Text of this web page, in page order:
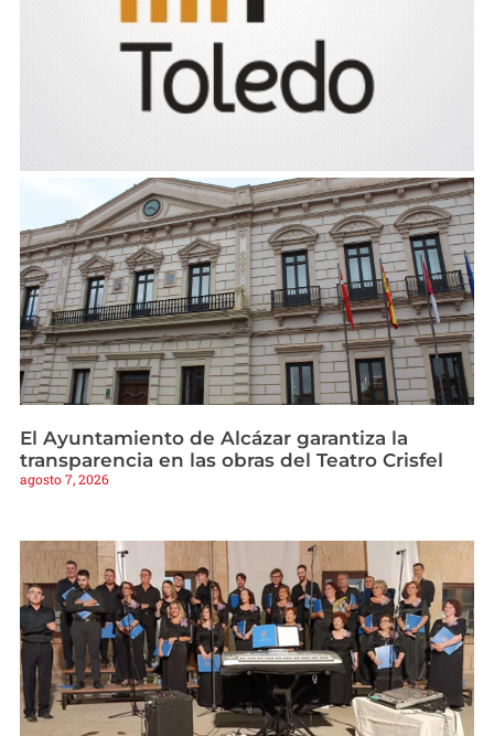
El Ayuntamiento de Alcázar garantiza la
transparencia en las obras del Teatro Crisfel
agosto 7, 2026